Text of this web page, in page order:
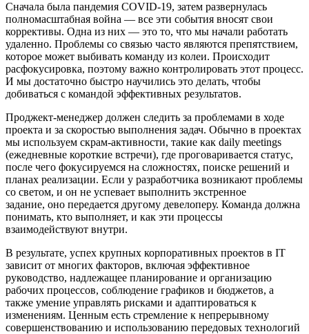
Сначала была пандемия COVID-19, затем развернулась
полномасштабная война — все эти события вносят свои
коррективы. Одна из них — это то, что мы начали работать
удаленно. Проблемы со связью часто являются препятствием,
которое может выбивать команду из колеи. Происходит
расфокусировка, поэтому важно контролировать этот процесс.
И мы достаточно быстро научились это делать, чтобы
добиваться с командой эффективных результатов.
Проджект-менеджер должен следить за проблемами в ходе
проекта и за скоростью выполнения задач. Обычно в проектах
мы используем скрам-активности, такие как daily meetings
(ежедневные короткие встречи), где проговаривается статус,
после чего фокусируемся на сложностях, поиске решений и
планах реализации. Если у разработчика возникают проблемы
со светом, и он не успевает выполнить экстренное
задание, оно передается другому девелоперу. Команда должна
понимать, кто выполняет, и как эти процессы
взаимодействуют внутри.
В результате, успех крупных корпоративных проектов в IT
зависит от многих факторов, включая эффективное
руководство, надлежащее планирование и организацию
рабочих процессов, соблюдение графиков и бюджетов, а
также умение управлять рисками и адаптироваться к
изменениям. Ценным есть стремление к непрерывному
совершенствованию и использованию передовых технологий